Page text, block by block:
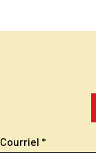
Courriel